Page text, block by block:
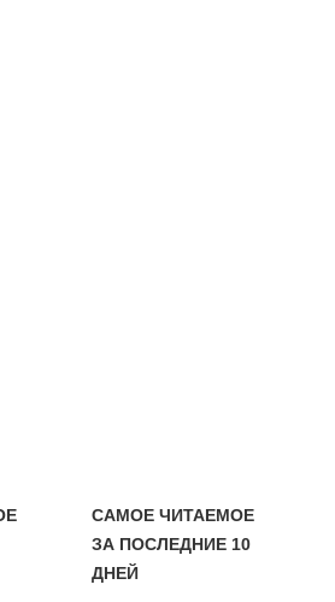
САМОЕ ЧИТАЕМОЕ
ЗА ПОСЛЕДНИЕ 10
ДНЕЙ